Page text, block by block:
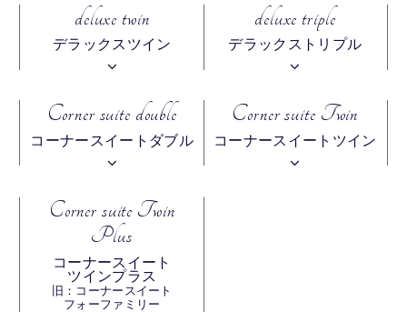
deluxe twin
デラックスツイン
deluxe triple
デラックストリプル
Corner suite double
コーナースイートダブル
Corner suite Twin
コーナースイートツイン
Corner suite Twin
Plus
コーナースイート
ツインプラス
旧：コーナースイート
フォーファミリー